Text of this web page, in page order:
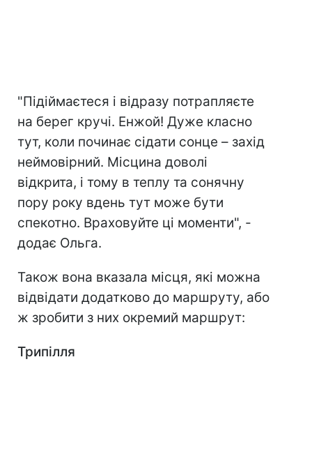
"Підіймаєтеся і відразу потрапляєте
на берег кручі. Енжой! Дуже класно
тут, коли починає сідати сонце – захід
неймовірний. Місцина доволі
відкрита, і тому в теплу та сонячну
пору року вдень тут може бути
спекотно. Враховуйте ці моменти", -
додає Ольга.
Також вона вказала місця, які можна
відвідати додатково до маршруту, або
ж зробити з них окремий маршрут:
Трипілля